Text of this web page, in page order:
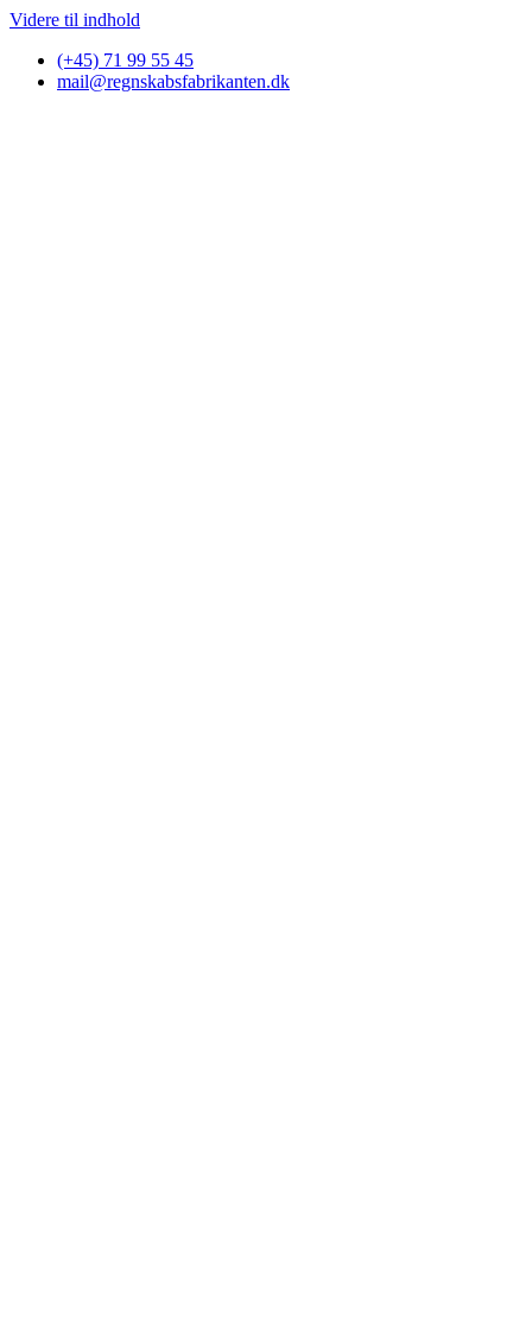
Videre til indhold
(+45) 71 99 55 45
mail@regnskabsfabrikanten.dk